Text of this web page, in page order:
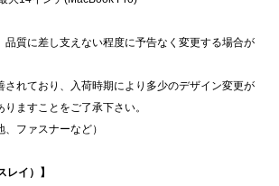
質に差し支えない程度に予告なく変更する場合が
されており、入荷時期により多少のデザイン変更が
ますことをご了承下さい。
、ファスナーなど）
レイ）】